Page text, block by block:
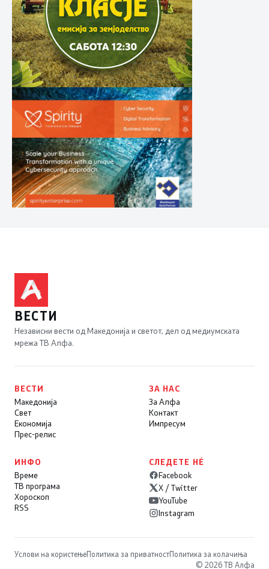
ВЕСТИ
Независни вести од Македонија и светот, дел од медиумската
мрежа ТВ Алфа.
ВЕСТИ
Македонија
Свет
Економија
Прес-релис
ЗА НАС
За Алфа
Контакт
Импресум
ИНФО
Време
ТВ програма
Хороскоп
RSS
СЛЕДЕТЕ НÉ
Facebook
X / Twitter
YouTube
Instagram
Услови на користењеПолитика за приватностПолитика за колачиња
© 2026 ТВ Алфа